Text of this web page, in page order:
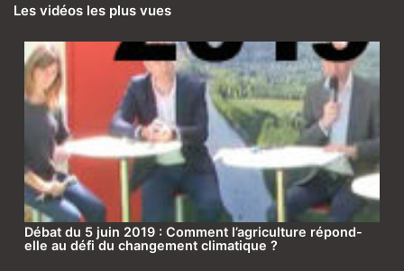
Les vidéos les plus vues
Débat du 5 juin 2019 : Comment l’agriculture répond-
elle au défi du changement climatique ?